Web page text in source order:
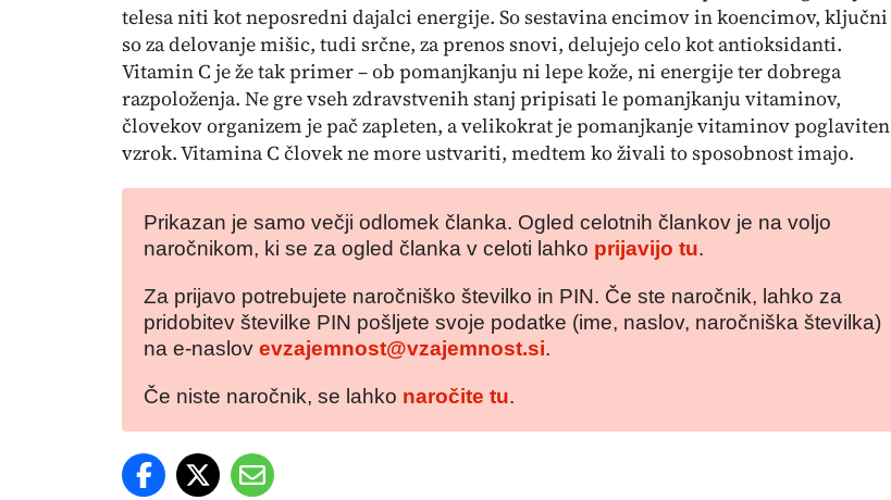
telesa niti kot neposredni dajalci energije. So sestavina encimov in koencimov, ključni
so za delovanje mišic, tudi srčne, za prenos snovi, delujejo celo kot antioksidanti.
Vitamin C je že tak primer – ob pomanjkanju ni lepe kože, ni energije ter dobrega
razpoloženja. Ne gre vseh zdravstvenih stanj pripisati le pomanjkanju vitaminov,
človekov organizem je pač zapleten, a velikokrat je pomanjkanje vitaminov poglaviten
vzrok. Vitamina C človek ne more ustvariti, medtem ko živali to sposobnost imajo.
Prikazan je samo večji odlomek članka. Ogled celotnih člankov je na voljo
naročnikom, ki se za ogled članka v celoti lahko prijavijo tu.
Za prijavo potrebujete naročniško številko in PIN. Če ste naročnik, lahko za
pridobitev številke PIN pošljete svoje podatke (ime, naslov, naročniška številka)
na e-naslov evzajemnost@vzajemnost.si.
Če niste naročnik, se lahko naročite tu.